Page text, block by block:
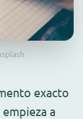
exacto
a